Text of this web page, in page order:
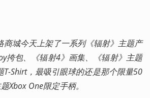
商城今天上架了一系列《辐射》主题产
挎包、《辐射4》画集、《辐射》主题
T-Shirt，最吸引眼球的还是那个限量50
Xbox One限定手柄。